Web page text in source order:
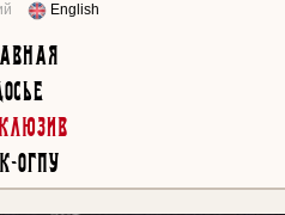
English
ОГПУ